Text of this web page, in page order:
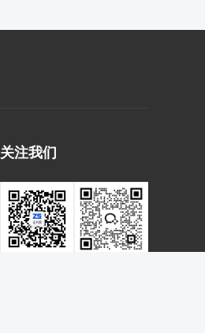
关注我们